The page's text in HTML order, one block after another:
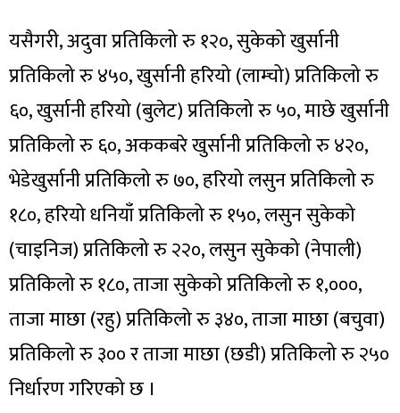
यसैगरी, अदुवा प्रतिकिलो रु १२०, सुकेको खुर्सानी
प्रतिकिलो रु ४५०, खुर्सानी हरियो (लाम्चो) प्रतिकिलो रु
६०, खुर्सानी हरियो (बुलेट) प्रतिकिलो रु ५०, माछे खुर्सानी
प्रतिकिलो रु ६०, अककबरे खुर्सानी प्रतिकिलो रु ४२०,
भेडेखुर्सानी प्रतिकिलो रु ७०, हरियो लसुन प्रतिकिलो रु
१८०, हरियो धनियाँ प्रतिकिलो रु १५०, लसुन सुकेको
(चाइनिज) प्रतिकिलो रु २२०, लसुन सुकेको (नेपाली)
प्रतिकिलो रु १८०, ताजा सुकेको प्रतिकिलो रु १,०००,
ताजा माछा (रहु) प्रतिकिलो रु ३४०, ताजा माछा (बचुवा)
प्रतिकिलो रु ३०० र ताजा माछा (छडी) प्रतिकिलो रु २५०
निर्धारण गरिएको छ ।